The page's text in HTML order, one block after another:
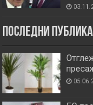
Последни